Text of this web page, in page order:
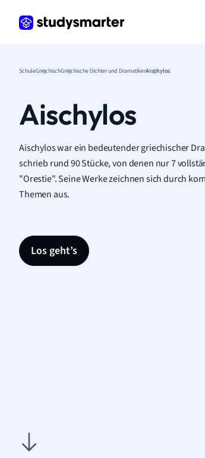
SchuleGriechischGriechische Dichter und DramatikerAischylos
Aischylos
Aischylos war ein bedeutender griechischer
schrieb rund 90 Stücke, von denen nur 7
"Orestie". Seine Werke zeichnen sich durch
Themen aus.
Los geht’s